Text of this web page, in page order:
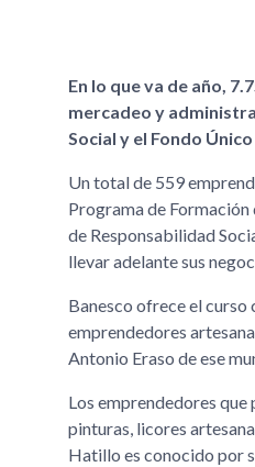
En lo que va de año,
mercadeo y
Social y el Fondo
Un total de 559
Programa de
de Responsabilidad
llevar adelante sus
Banesco ofrece el curso
emprendedores
Antonio Eraso de ese
Los emprendedores
pinturas, licores
Hatillo es conocido por